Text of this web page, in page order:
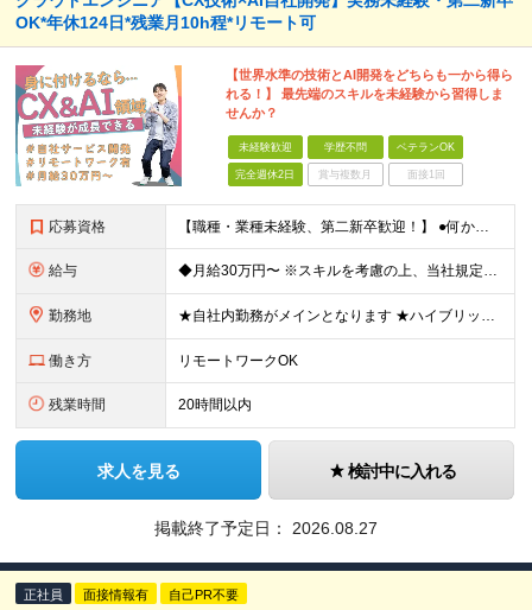
OK*年休124日*残業月10h程*リモート可
【世界水準の技術とAI開発をどちらも一から得ら
れる！】 最先端のスキルを未経験から習得しま
せんか？
未経験歓迎 学歴不問 ベテランOK
完全週休2日 賞与複数月 面接1回
応募資格 【職種・業種未経験、第二新卒歓迎！】 ●何かしらの社会人経験をお持ちの方 ※学歴不問 ＜こんな方にピッタリです！＞ ●稀有なスキルや知識を習得したい方 ●世界基準で使われる技術を身に付けたい方 ●最
給与 ◆月給30万円〜 ※スキルを考慮の上、当社規定により優遇いたします ※試用期間3ヶ月あり（給与・待遇は変わりません） ※上記の給与には固定残業代40時間分（71,429円～）を含みます。超過分は別途
勤務地 ★自社内勤務がメインとなります ★ハイブリッド型の勤務形態です（月の半分は出社、残りの半分はリモートワーク） ┗未経験スタートの場合、プロジェクトや成長に応じてリモートワークを行います ※案件によって
働き方 リモートワークOK
残業時間 20時間以内
求人を見る 検討中に入れる
掲載終了予定日： 2026.08.27
正社員 面接情報有 自己PR不要